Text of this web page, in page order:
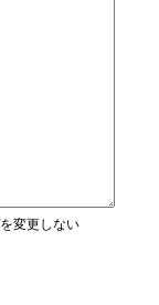
変更しない